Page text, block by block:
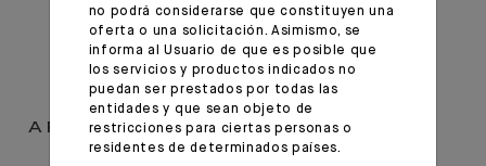
APOYAR EL ARTE
no podrá considerarse que constituyen una
oferta o una solicitación. Asimismo, se
informa al Usuario de que es posible que
los servicios y productos indicados no
puedan ser prestados por todas las
entidades y que sean objeto de
restricciones para ciertas personas o
residentes de determinados países.